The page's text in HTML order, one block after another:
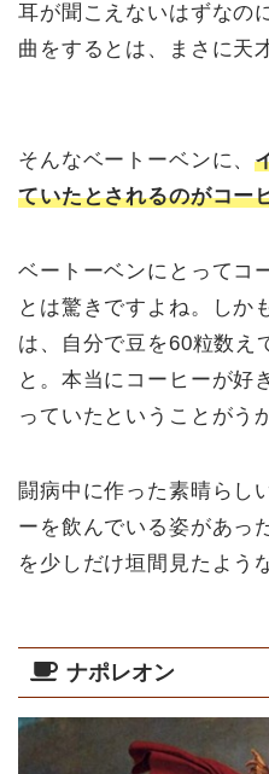
耳が聞こえないはずなの
曲をするとは、まさに天
そんなベートーベンに、
ていたとされるのがコー
ベートーベンにとってコ
とは驚きですよね。しか
は、自分で豆を60粒数え
と。本当にコーヒーが好
っていたということがう
闘病中に作った素晴らし
ーを飲んでいる姿があっ
を少しだけ垣間見たよう
ナポレオン